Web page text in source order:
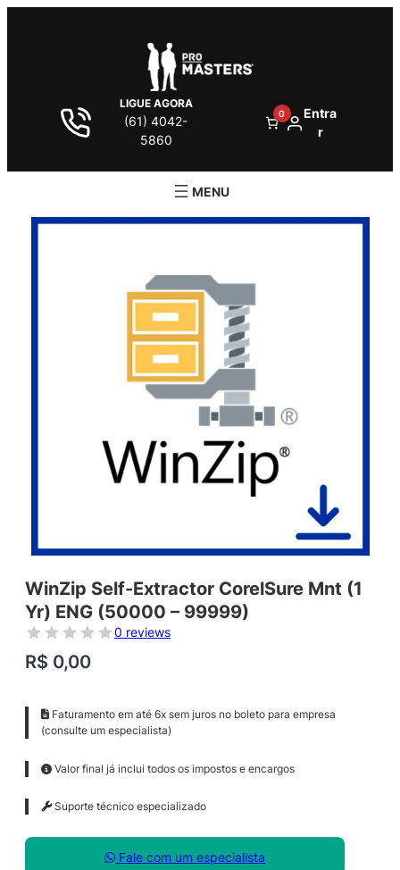
LIGUE AGORA
(61) 4042-
5860
0
Entra
r
WinZip Self-Extractor CorelSure Mnt (1
Yr) ENG (50000 – 99999)
0 reviews
R$ 0,00
Faturamento em até 6x sem juros no boleto para empresa
(consulte um especialista)
Valor final já inclui todos os impostos e encargos
Suporte técnico especializado
Fale com um especialista